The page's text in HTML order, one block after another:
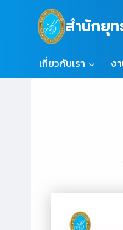
สำนักยุ
เกี่ยวกับเรา ง